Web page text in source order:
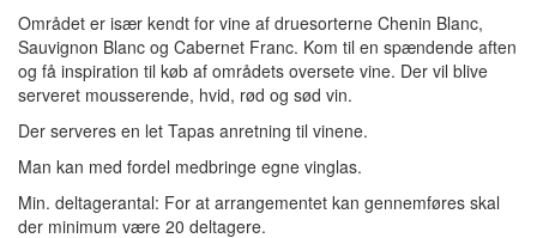
Området er især kendt for vine af druesorterne Chenin Blanc,
Sauvignon Blanc og Cabernet Franc. Kom til en spændende aften
og få inspiration til køb af områdets oversete vine. Der vil blive
serveret mousserende, hvid, rød og sød vin.
Der serveres en let Tapas anretning til vinene.
Man kan med fordel medbringe egne vinglas.
Min. deltagerantal: For at arrangementet kan gennemføres skal
der minimum være 20 deltagere.